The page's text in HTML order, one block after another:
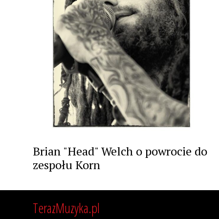
Brian "Head" Welch o powrocie do
zespołu Korn
TerazMuzyka.pl